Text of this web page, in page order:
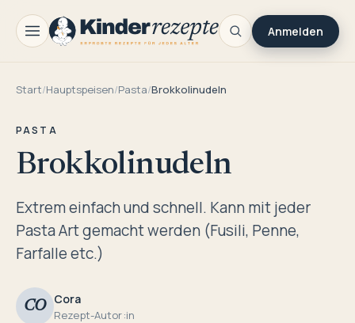
Anmelden
Start/Hauptspeisen/Pasta/Brokkolinudeln
PASTA
Brokkolinudeln
Extrem einfach und schnell. Kann mit jeder
Pasta Art gemacht werden (Fusili, Penne,
Farfalle etc.)
CO Cora
Rezept-Autor:in